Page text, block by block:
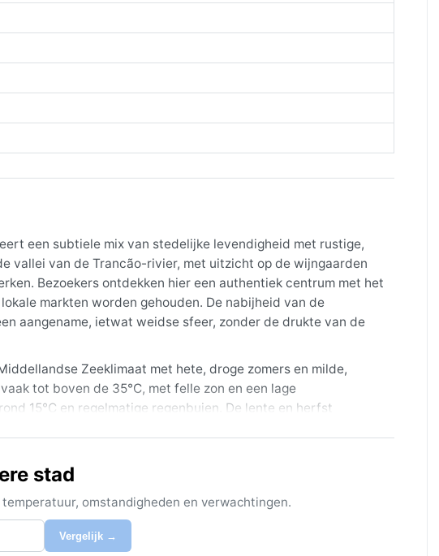
een subtiele mix van stedelijke levendigheid met rustige,
vallei van de Trancão-rivier, met uitzicht op de wijngaarden
Bezoekers ontdekken hier een authentiek centrum met het
markten worden gehouden. De nabijheid van de
aangename, ietwat weidse sfeer, zonder de drukte van de
Zeeklimaat met hete, droge zomers en milde,
tot boven de 35°C, met felle zon en een lage
15°C en regelmatige regenbuien. De lente en herfst
ochtends flink vochtig aanvoelen.
september tot november, wanneer de temperaturen
aanhouden, dan is een plekje in de schaduw of een
treedt soms dichte mist op in de vallei, vooral ’s ochtends,
niet voor, maar een enkele keer brengt een Atlantische
stad
omstandigheden en verwachtingen.
Vergelijk →